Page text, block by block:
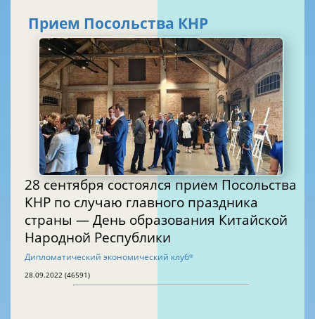
Прием Посольства КНР
28 сентября состоялся прием Посольства
КНР по случаю главного праздника
страны — День образования Китайской
Народной Республики
Дипломатический экономический клуб®
28.09.2022 (46591)